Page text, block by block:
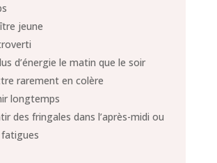
jeune
d’énergie le matin que le soir
rarement en colère
longtemps
des fringales dans l’après-midi ou